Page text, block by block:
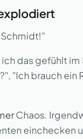
das gefühlt
"Ich brauch ein
Chaos.
einchecken